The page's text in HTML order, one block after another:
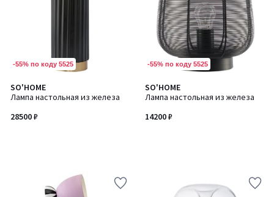
-55% по коду 5525
SO'HOME
Лампа настольная из железа
28500 ₽
-55% по коду 5525
SO'HOME
Лампа настольная из железа
14200 ₽